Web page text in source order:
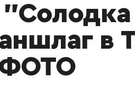
в
ФОТО